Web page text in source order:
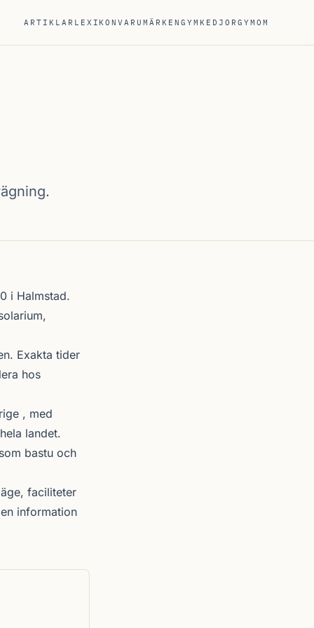
ARTIKLAR LEXIKONVARUMÄRKENGYMKEDJORGYMOM
i Halmstad.
Exakta tider
hos
, med
landet.
bastu och
faciliteter
information